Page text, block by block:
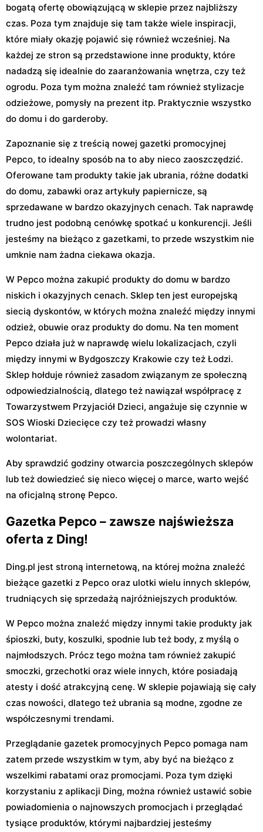
bogatą ofertę obowiązującą w sklepie przez najbliższy
czas. Poza tym znajduje się tam także wiele inspiracji,
które miały okazję pojawić się również wcześniej. Na
każdej ze stron są przedstawione inne produkty, które
nadadzą się idealnie do zaaranżowania wnętrza, czy też
ogrodu. Poza tym można znaleźć tam również stylizacje
odzieżowe, pomysły na prezent itp. Praktycznie wszystko
do domu i do garderoby.
Zapoznanie się z treścią nowej gazetki promocyjnej
Pepco, to idealny sposób na to aby nieco zaoszczędzić.
Oferowane tam produkty takie jak ubrania, różne dodatki
do domu, zabawki oraz artykuły papiernicze, są
sprzedawane w bardzo okazyjnych cenach. Tak naprawdę
trudno jest podobną cenówkę spotkać u konkurencji. Jeśli
jesteśmy na bieżąco z gazetkami, to przede wszystkim nie
umknie nam żadna ciekawa okazja.
W Pepco można zakupić produkty do domu w bardzo
niskich i okazyjnych cenach. Sklep ten jest europejską
siecią dyskontów, w których można znaleźć między innymi
odzież, obuwie oraz produkty do domu. Na ten moment
Pepco działa już w naprawdę wielu lokalizacjach, czyli
między innymi w Bydgoszczy Krakowie czy też Łodzi.
Sklep hołduje również zasadom związanym ze społeczną
odpowiedzialnością, dlatego też nawiązał współpracę z
Towarzystwem Przyjaciół Dzieci, angażuje się czynnie w
SOS Wioski Dziecięce czy też prowadzi własny
wolontariat.
Aby sprawdzić godziny otwarcia poszczególnych sklepów
lub też dowiedzieć się nieco więcej o marce, warto wejść
na oficjalną stronę Pepco.
Gazetka Pepco – zawsze najświeższa
oferta z Ding!
Ding.pl jest stroną internetową, na której można znaleźć
bieżące gazetki z Pepco oraz ulotki wielu innych sklepów,
trudniących się sprzedażą najróżniejszych produktów.
W Pepco można znaleźć między innymi takie produkty jak
śpioszki, buty, koszulki, spodnie lub też body, z myślą o
najmłodszych. Prócz tego można tam również zakupić
smoczki, grzechotki oraz wiele innych, które posiadają
atesty i dość atrakcyjną cenę. W sklepie pojawiają się cały
czas nowości, dlatego też ubrania są modne, zgodne ze
współczesnymi trendami.
Przeglądanie gazetek promocyjnych Pepco pomaga nam
zatem przede wszystkim w tym, aby być na bieżąco z
wszelkimi rabatami oraz promocjami. Poza tym dzięki
korzystaniu z aplikacji Ding, można również ustawić sobie
powiadomienia o najnowszych promocjach i przeglądać
tysiące produktów, którymi najbardziej jesteśmy